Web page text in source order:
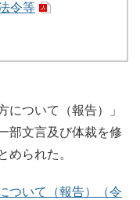
令等
について（報告）」
部文言及び体裁を修
められた。
ついて（報告）（令